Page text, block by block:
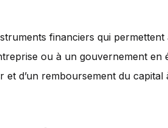
financiers qui permettent
ou à un gouvernement en
et d’un remboursement du capital